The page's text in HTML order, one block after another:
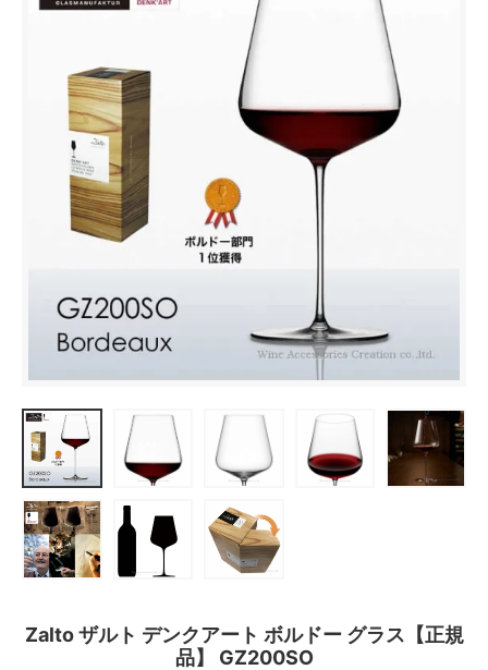
Zalto ザルト デンクアート ボルドー グラス【正規
品】 GZ200SO